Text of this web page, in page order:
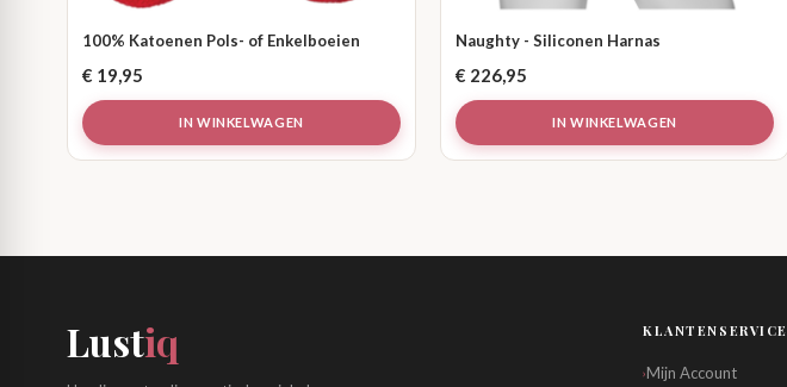
100% Katoenen Pols- of Enkelboeien
€ 19,95
IN WINKELWAGEN
Naughty - Siliconen Harnas
€ 226,95
IN WINKELWAGEN
Lustiq KLANTENSERVICE
›Mijn Account